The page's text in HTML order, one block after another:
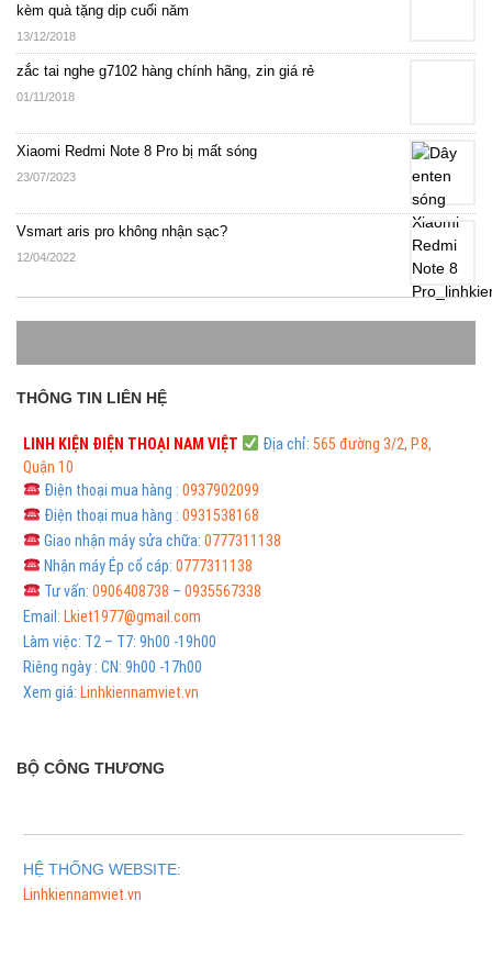
kèm quà tặng dịp cuối năm
13/12/2018
zắc tai nghe g7102 hàng chính hãng, zin giá rẻ
01/11/2018
Xiaomi Redmi Note 8 Pro bị mất sóng
23/07/2023
Vsmart aris pro không nhận sạc?
12/04/2022
THÔNG TIN LIÊN HỆ
LINH KIỆN ĐIỆN THOẠI NAM VIỆT Địa chỉ: 565 đường 3/2, P.8,
Quận 10
Điện thoại mua hàng : 0937902099
Điện thoại mua hàng : 0931538168
Giao nhận máy sửa chữa: 0777311138
Nhận máy Ép cổ cáp: 0777311138
Tư vấn: 0906408738 – 0935567338
Email: Lkiet1977@gmail.com
Làm việc: T2 – T7: 9h00 -19h00
Riêng ngày : CN: 9h00 -17h00
Xem giá: Linhkiennamviet.vn
BỘ CÔNG THƯƠNG
HỆ THỐNG WEBSITE:
Linhkiennamviet.vn